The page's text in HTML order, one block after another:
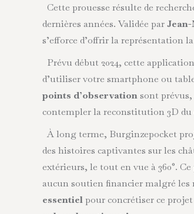
Cette prouesse résulte de
dernières années. Validée par
s’efforce d’offrir la représentation
Prévu début 2024, cette
d’utiliser votre smartphone ou
points d’observationsont
contempler la reconstitution 3D du
À long terme, Burginzepocket
des histoires captivantes sur les
extérieurs, le tout en vue à 360°.
aucun soutien financier malgré
essentielpour concrétiser ce